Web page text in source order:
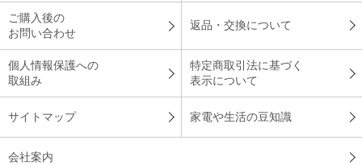
ご購入後の
お問い合わせ
返品・交換について
個人情報保護への
取組み
特定商取引法に基づく
表示について
サイトマップ 家電や生活の豆知識
会社案内